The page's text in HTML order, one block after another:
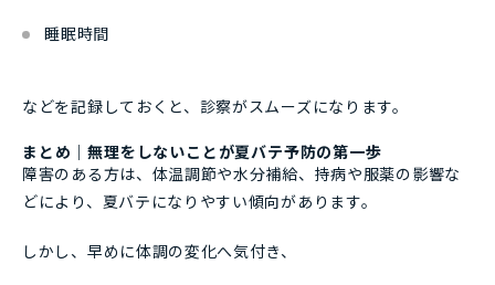
睡眠時間
などを記録しておくと、診察がスムーズになります。
まとめ｜無理をしないことが夏バテ予防の第一歩
障害のある方は、体温調節や水分補給、持病や服薬の影響な
どにより、夏バテになりやすい傾向があります。
しかし、早めに体調の変化へ気付き、